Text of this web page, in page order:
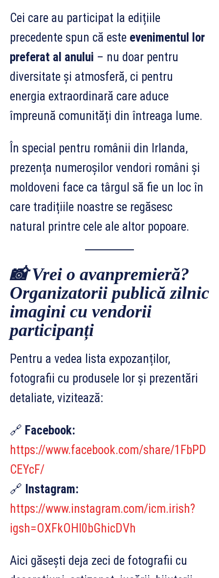
Cei care au participat la edițiile
precedente spun că este evenimentul lor
preferat al anului – nu doar pentru
diversitate și atmosferă, ci pentru
energia extraordinară care aduce
împreună comunități din întreaga lume.
În special pentru românii din Irlanda,
prezența numeroșilor vendori români și
moldoveni face ca târgul să fie un loc în
care tradițiile noastre se regăsesc
natural printre cele ale altor popoare.
📸Vrei o avanpremieră?
Organizatorii publică zilnic
imagini cu vendorii
participanți
Pentru a vedea lista expozanților,
fotografii cu produsele lor și prezentări
detaliate, vizitează:
🔗 Facebook:
https://www.facebook.com/share/1FbPD
CEYcF/
🔗 Instagram:
https://www.instagram.com/icm.irish?
igsh=OXFkOHl0bGhicDVh
Aici găsești deja zeci de fotografii cu